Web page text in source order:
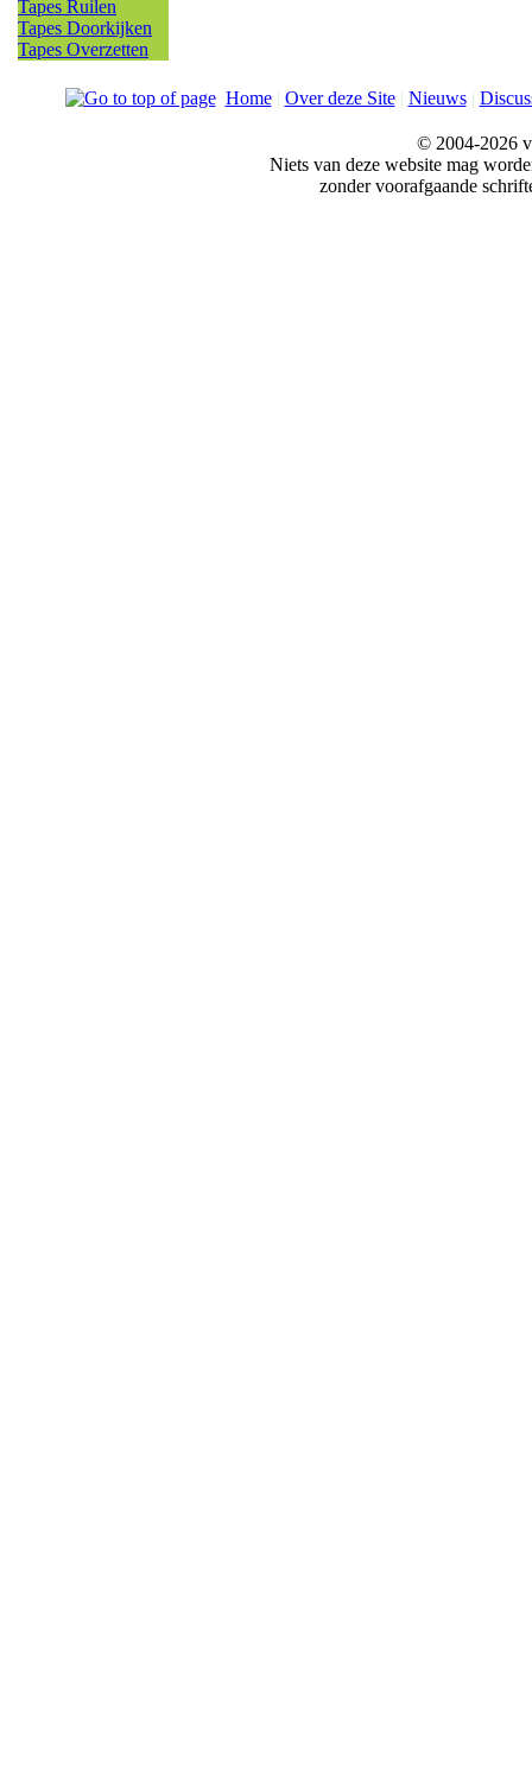
Tapes Ruilen
Tapes Doorkijken
Tapes Overzetten
Home| Over deze Site| Nieuws|
© 2004-2026
Niets van deze website mag
zonder voorafgaande